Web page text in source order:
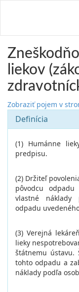
liekov
Zobraziť pojem v
Definícia
(1) Humánne
predpisu.
(2) Držiteľ
pôvodcu
vlastné náklady
odpadu
(3) Verejná
lieky
štátnemu ústavu.
tohto odpadu a
náklady podľa